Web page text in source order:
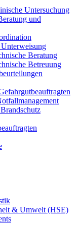
Untersuchung
und
Beratung
Betreuung
& Umwelt (HSE)